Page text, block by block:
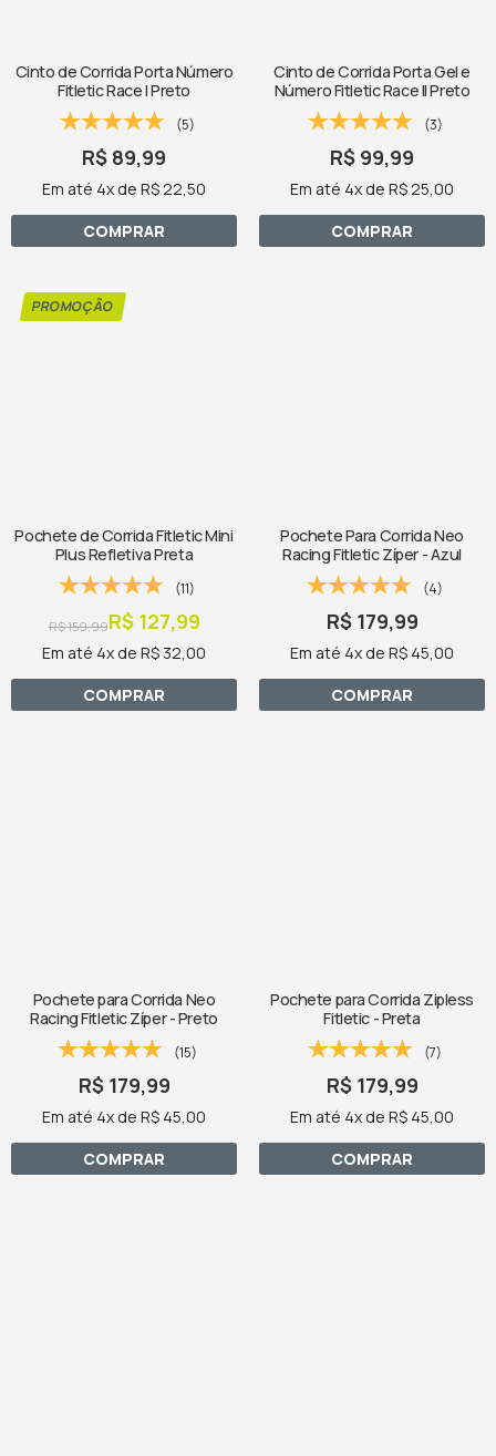
Cinto de Corrida Porta Número
Fitletic Race I Preto
(5)
R$ 89,99
Em até 4x de R$ 22,50
COMPRAR
Cinto de Corrida Porta Gel e
Número Fitletic Race II Preto
(3)
R$ 99,99
Em até 4x de R$ 25,00
COMPRAR
Pochete de Corrida Fitletic Mini
Plus Refletiva Preta
(11)
R$ 127,99
R$ 159,99
Em até 4x de R$ 32,00
COMPRAR
Pochete Para Corrida Neo
Racing Fitletic Zíper - Azul
(4)
R$ 179,99
Em até 4x de R$ 45,00
COMPRAR
Pochete para Corrida Neo
Racing Fitletic Zíper - Preto
(15)
R$ 179,99
Em até 4x de R$ 45,00
COMPRAR
Pochete para Corrida Zipless
Fitletic - Preta
(7)
R$ 179,99
Em até 4x de R$ 45,00
COMPRAR